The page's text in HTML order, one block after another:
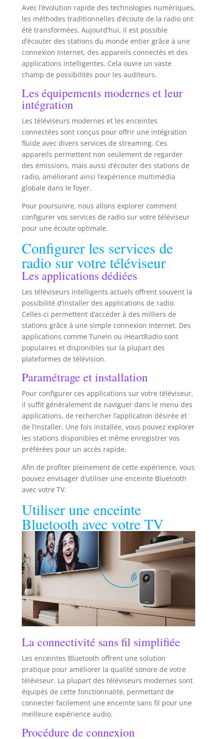
Avec l’évolution rapide des technologies numériques,
les méthodes traditionnelles d’écoute de la radio ont
été transformées. Aujourd’hui, il est possible
d’écouter des stations du monde entier grâce à une
connexion Internet, des appareils connectés et des
applications intelligentes. Cela ouvre un vaste
champ de possibilités pour les auditeurs.
Les équipements modernes et leur
intégration
Les téléviseurs modernes et les enceintes
connectées sont conçus pour offrir une intégration
fluide avec divers services de streaming. Ces
appareils permettent non seulement de regarder
des émissions, mais aussi d’écouter des stations de
radio, améliorant ainsi l’expérience multimédia
globale dans le foyer.
Pour poursuivre, nous allons explorer comment
configurer vos services de radio sur votre téléviseur
pour une écoute optimale.
Configurer les services de
radio sur votre téléviseur
Les applications dédiées
Les téléviseurs intelligents actuels offrent souvent la
possibilité d’installer des applications de radio.
Celles-ci permettent d’accéder à des milliers de
stations grâce à une simple connexion Internet. Des
applications comme TuneIn ou iHeartRadio sont
populaires et disponibles sur la plupart des
plateformes de télévision.
Paramétrage et installation
Pour configurer ces applications sur votre téléviseur,
il suffit généralement de naviguer dans le menu des
applications, de rechercher l’application désirée et
de l’installer. Une fois installée, vous pouvez explorer
les stations disponibles et même enregistrer vos
préférées pour un accès rapide.
Afin de profiter pleinement de cette expérience, vous
pouvez envisager d’utiliser une enceinte Bluetooth
avec votre TV.
Utiliser une enceinte
Bluetooth avec votre TV
La connectivité sans fil simplifiée
Les enceintes Bluetooth offrent une solution
pratique pour améliorer la qualité sonore de votre
téléviseur. La plupart des téléviseurs modernes sont
équipés de cette fonctionnalité, permettant de
connecter facilement une enceinte sans fil pour une
meilleure expérience audio.
Procédure de connexion